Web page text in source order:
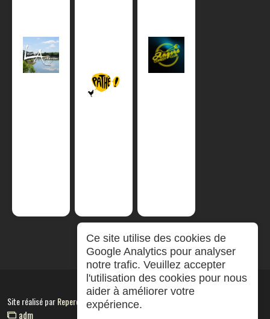
Site réalisé parRepereCom
adm
Ce site utilise des cookies de
Google Analytics pour analyser
notre trafic. Veuillez accepter
l'utilisation des cookies pour nous
aider à améliorer votre
expérience.